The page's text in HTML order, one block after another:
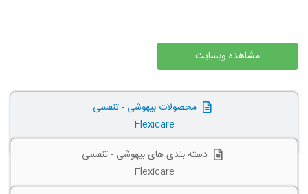
مشاهده وبسایت
محصولات بیهوشی - تنفسی
Flexicare
دسته بندی های بیهوشی - تنفسی
Flexicare